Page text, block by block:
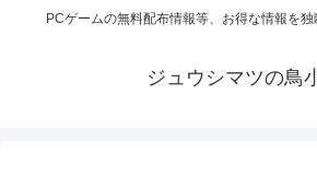
PCゲームの無料配布情報等、お得な情報を独
ジュウシマツの鳥